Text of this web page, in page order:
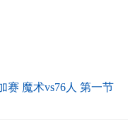
赛 魔术vs76人 第一节